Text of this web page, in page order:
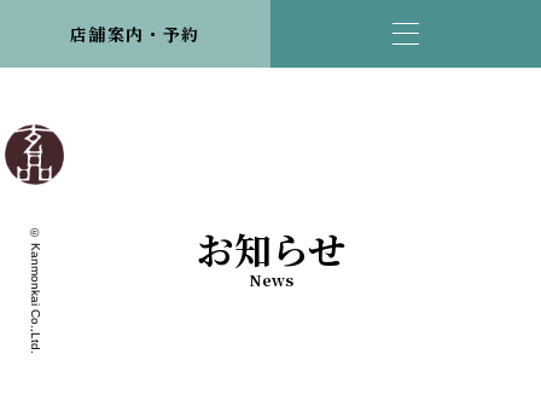
店舗案内・予約
© Kanmonkai Co.,Ltd. お知らせ
News